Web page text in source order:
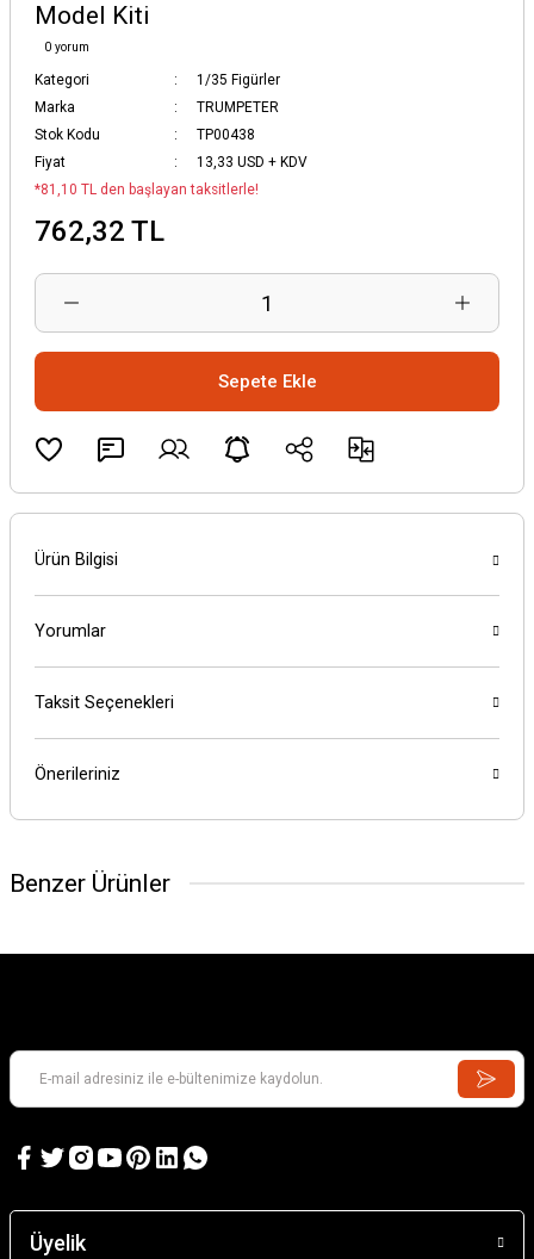
Model Kiti
0 yorum
Kategori
1/35 Figürler
Marka
TRUMPETER
Stok Kodu
TP00438
Fiyat
13,33 USD + KDV
*81,10 TL den başlayan taksitlerle!
762,32 TL
Sepete Ekle
Ürün Bilgisi
Yorumlar
Taksit Seçenekleri
Önerileriniz
Benzer Ürünler
1/35 Panzer Crew
567,51 TL
Üyelik